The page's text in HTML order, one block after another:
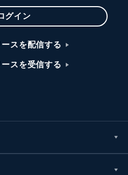
グイン
スを配信する
スを受信する